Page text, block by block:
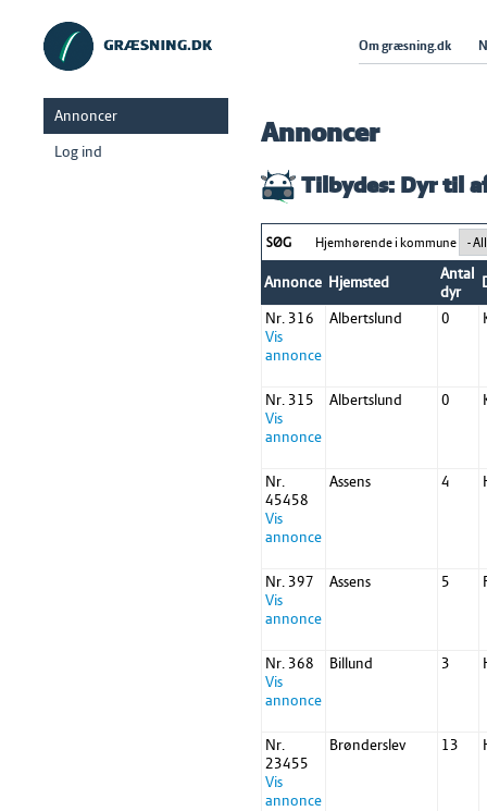
Om græsning.dk
Annoncer
Log ind
Annoncer
Tilbydes: Dyr til
SØG Hjemhørende i kommune
Annonce Hjemsted
Antal
dyr
Nr. 316
Vis
annonce
Albertslund 0
Nr. 315
Vis
annonce
Albertslund 0
Nr.
45458
Vis
annonce
Assens 4
Nr. 397
Vis
annonce
Assens 5
Nr. 368
Vis
annonce
Billund 3
Nr.
23455
Vis
annonce
Brønderslev 13